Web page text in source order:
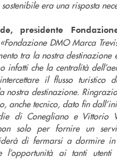
era una risposta
presidente
«Fondazione DMO Marca
tra la nostra destinazione
infatti che la centralità
il flusso turistico
nostra destinazione.
anche tecnico, dato fin
di Conegliano e Vittorio
solo per fornire un
di fermarsi a dormire in
ai tanti utenti